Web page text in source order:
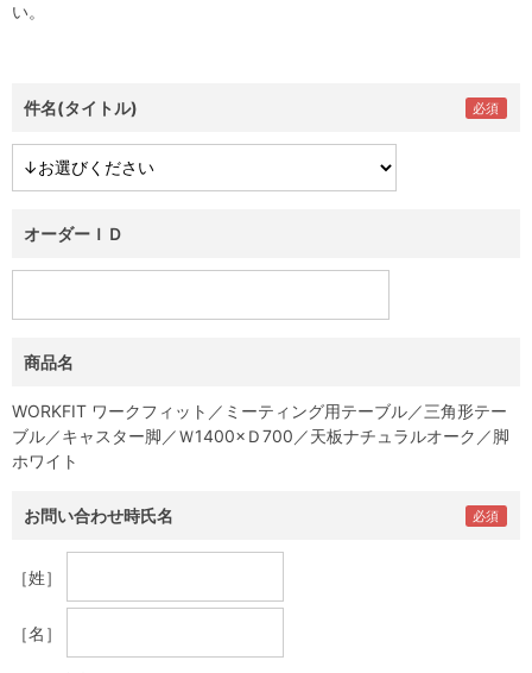
い。
件名(タイトル)
オーダーＩＤ
商品名
WORKFIT ワークフィット／ミーティング用テーブル／三角形テー
ブル／キャスター脚／Ｗ1400×Ｄ700／天板ナチュラルオーク／脚
ホワイト
お問い合わせ時氏名
［姓］
［名］